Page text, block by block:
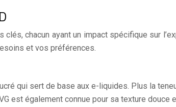
chacun ayant un impact spécifique sur
et vos préférences.
qui sert de base aux e-liquides. Plus la
est également connue pour sa texture douce